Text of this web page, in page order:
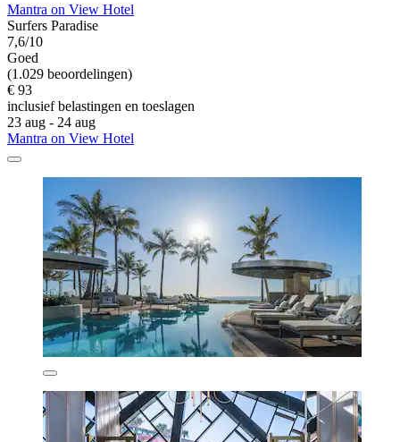
Mantra on View Hotel
Surfers Paradise
7,6/10
Goed
(1.029 beoordelingen)
€ 93
inclusief belastingen en toeslagen
23 aug - 24 aug
Mantra on View Hotel